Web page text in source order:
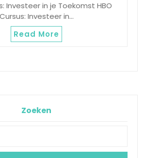
Investeer in je Toekomst HBO
Cursus: Investeer in…
Read More
Zoeken